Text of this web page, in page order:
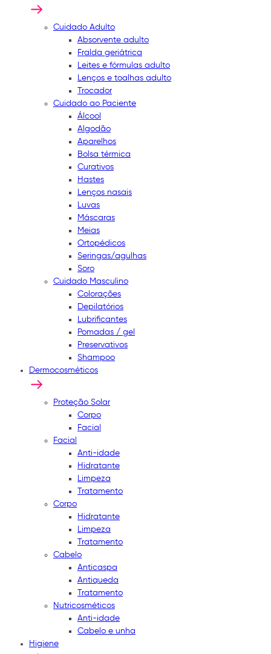
Cuidado Adulto
Absorvente adulto
Fralda geriátrica
Leites e fórmulas adulto
Lenços e toalhas adulto
Trocador
Cuidado ao Paciente
Álcool
Algodão
Aparelhos
Bolsa térmica
Curativos
Hastes
Lenços nasais
Luvas
Máscaras
Meias
Ortopédicos
Seringas/agulhas
Soro
Cuidado Masculino
Colorações
Depilatórios
Lubrificantes
Pomadas / gel
Preservativos
Shampoo
Dermocosméticos
Proteção Solar
Corpo
Facial
Facial
Anti-idade
Hidratante
Limpeza
Tratamento
Corpo
Hidratante
Limpeza
Tratamento
Cabelo
Anticaspa
Antiqueda
Tratamento
Nutricosméticos
Anti-idade
Cabelo e unha
Higiene